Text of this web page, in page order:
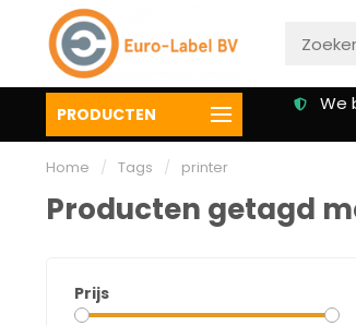
PRODUCTEN
Gratis verzending vanaf €
50,00
We
Home / Tags / printer
Producten getagd
Prijs